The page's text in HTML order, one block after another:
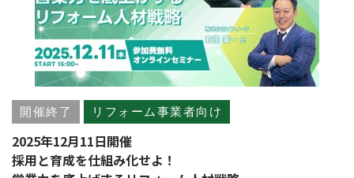
開催終了 リフォーム事業者向け
2025年12月11日開催
採用と育成を仕組み化せよ！